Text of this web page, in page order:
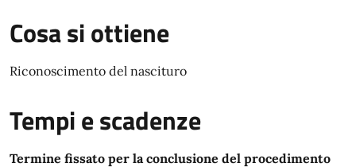
Cosa si ottiene
Riconoscimento del nascituro
Tempi e scadenze
Termine fissato per la conclusione del procedimento